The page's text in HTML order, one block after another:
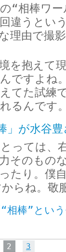
“相棒ワ
違うとい
理由で撮
を抱えて
ですよね
てた試練
るんです
が水谷
っては、
そのもの
たり。僕
らね。敬
相棒”とい
2 3